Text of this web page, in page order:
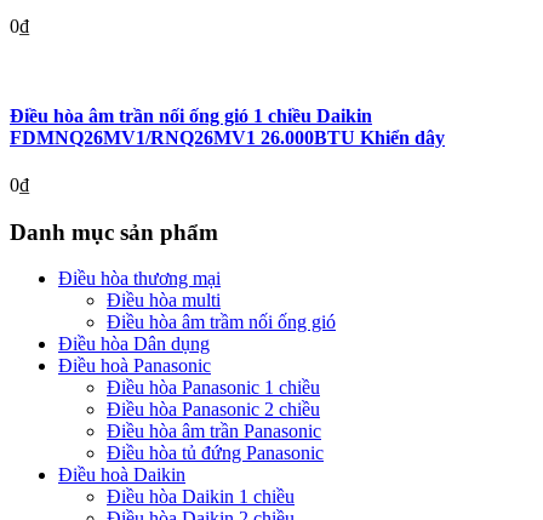
0₫
Điều hòa âm trần nối ống gió 1 chiều Daikin
FDMNQ26MV1/RNQ26MV1 26.000BTU Khiển dây
0₫
Danh mục sản phẩm
Điều hòa thương mại
Điều hòa multi
Điều hòa âm trầm nối ống gió
Điều hòa Dân dụng
Điều hoà Panasonic
Điều hòa Panasonic 1 chiều
Điều hòa Panasonic 2 chiều
Điều hòa âm trần Panasonic
Điều hòa tủ đứng Panasonic
Điều hoà Daikin
Điều hòa Daikin 1 chiều